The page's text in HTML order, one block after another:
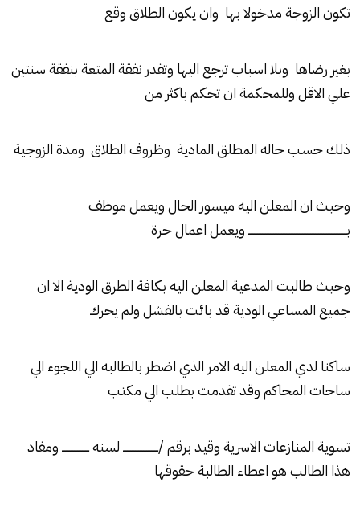
تكون الزوجة مدخولا بها وان يكون الطلاق وقع
بغير رضاها وبلا اسباب ترجع اليها وتقدر نفقة المتعة بنفقة سنتين
علي الاقل وللمحكمة ان تحكم باكثر من
ذلك حسب حاله المطلق المادية وظروف الطلاق ومدة الزوجية
وحيث ان المعلن اليه ميسور الحال ويعمل موظف
بـــــــــــــــــــــــــــــــــــــــــــــــــــــــــــــ ويعمل اعمال حرة
وحيث طالبت المدعية المعلن اليه بكافة الطرق الودية الا ان
جميع المساعي الودية قد بائت بالفشل ولم يحرك
ساكنا لدي المعلن اليه الامر الذي اضطر بالطالبه الي اللجوء الي
ساحات المحاكم وقد تقدمت بطلب الي مكتب
تسوية المنازعات الاسرية وقيد برقم /ــــــــــــــــــــــ لسنه ـــــــــــــــــ ومفاد
هذا الطالب هو اعطاء الطالبة حقوقها